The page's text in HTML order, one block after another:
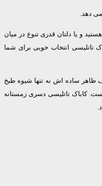
یا دلتان قدری تنوع در میان
انتخاب خوبی برای شما
ساده اش نه تنها شیوه طبخ
تاتلیسی دسری زمستانه